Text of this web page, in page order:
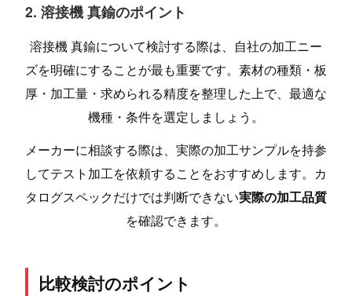
2. 溶接機 真鍮のポイント
溶接機 真鍮について検討する際は、自社の加工ニー
ズを明確にすることが最も重要です。素材の種類・板
厚・加工量・求められる精度を整理した上で、最適な
機種・条件を選定しましょう。
メーカーに相談する際は、実際の加工サンプルを持参
してテスト加工を依頼することをおすすめします。カ
タログスペックだけでは判断できない実際の加工品質
を確認できます。
比較検討のポイント